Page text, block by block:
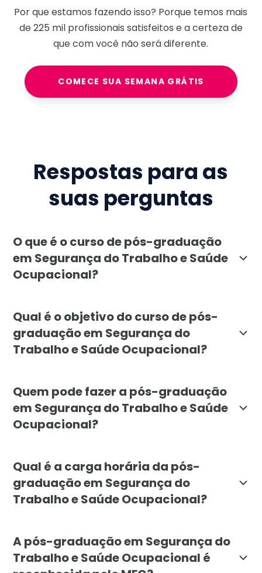
Por que estamos fazendo isso? Porque temos mais
de225 milprofissionais satisfeitos e a certeza de
que com você não será diferente.
COMECE SUA SEMANA GRÁTIS
Respostas para as
suas perguntas
O que é o curso de pós-graduação
em Segurança do Trabalho e Saúde
Ocupacional?
Qual é o objetivo do curso de pós-
graduação em Segurança do
Trabalho e Saúde Ocupacional?
Quem pode fazer a pós-graduação
em Segurança do Trabalho e Saúde
Ocupacional?
Qual é a carga horária da pós-
graduação em Segurança do
Trabalho e Saúde Ocupacional?
A pós-graduação em Segurança do
Trabalho e Saúde Ocupacional é